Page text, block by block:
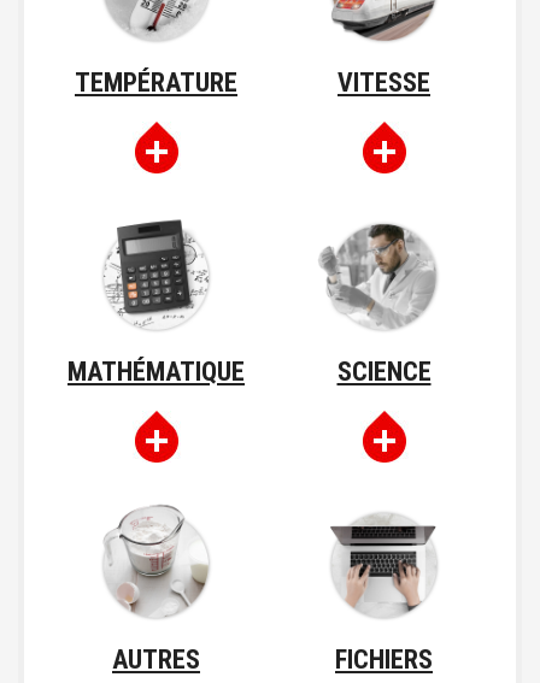
TEMPÉRATURE VITESSE
MATHÉMATIQUE SCIENCE
AUTRES FICHIERS